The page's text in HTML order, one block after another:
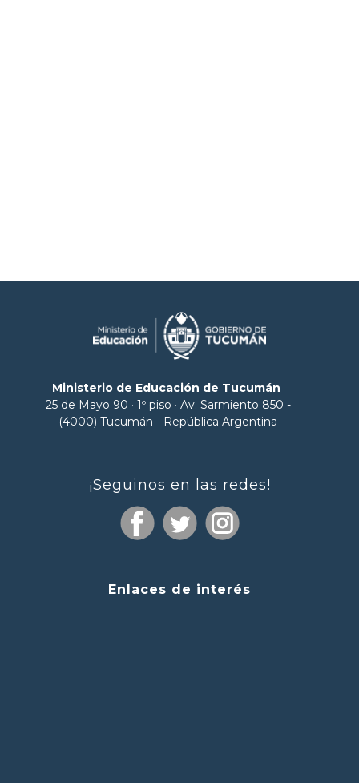
Ministerio de Educación de Tucumán
25 de Mayo 90 · 1º piso · Av. Sarmiento 850 -
(4000) Tucumán - República Argentina
¡Seguinos en las redes!
Enlaces de interés